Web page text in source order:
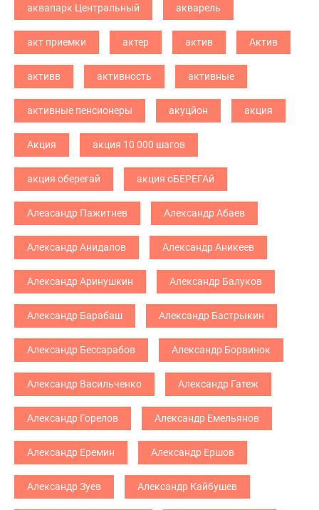
аквапарк Центральный акварель
акт приемки актер актив Актив
активв активность активные
активные пенсионеры акуцйон акция
Акция акция 10 000 шагов
акция оберегай акция оБЕРЕГАй
Алеасандр Пажитнев Александр Абаев
Александр Анидалов Александр Аникеев
Александр Аринушкин Александр Балуков
Александр Барабаш Александр Бастрыкин
Александр Бессарабов Александр Борвинок
Александр Васильченко Александр Гатеж
Александр Горелов Александр Емельянов
Александр Еремин Александр Ершов
Александр Зуев Александр Кайбушев